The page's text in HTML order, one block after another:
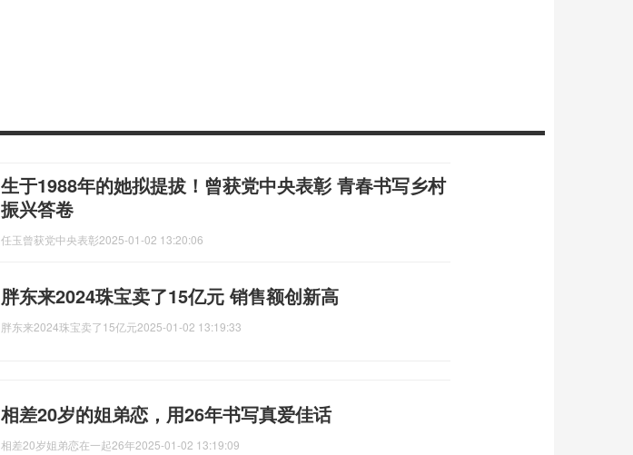
生于1988年的她拟提拔！曾获党中央表彰 青春书写乡村
振兴答卷
任玉曾获党中央表彰2025-01-02 13:20:06
胖东来2024珠宝卖了15亿元 销售额创新高
胖东来2024珠宝卖了15亿元2025-01-02 13:19:33
相差20岁的姐弟恋，用26年书写真爱佳话
相差20岁姐弟恋在一起26年2025-01-02 13:19:09